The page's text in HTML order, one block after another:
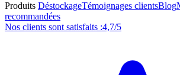
Produits DéstockageTémoignages clientsBlog
recommandées
Nos clients sont satisfaits :4,7/5